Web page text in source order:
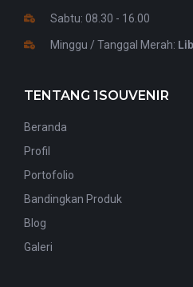
Sabtu: 08.30 - 16.00
Minggu / Tanggal Merah:
TENTANG 1SOUVENIR
Beranda
Profil
Portofolio
Bandingkan Produk
Blog
Galeri